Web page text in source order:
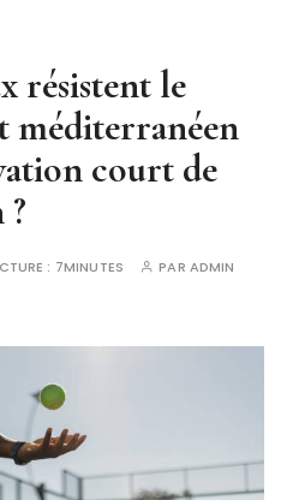
résistent le
méditerranéen
court de
: 7MINUTES PAR ADMIN